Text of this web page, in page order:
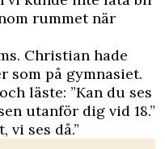
rummet när
Christian hade
som på gymnasiet.
läste: ”Kan du ses
utanför dig vid 18.”
vi ses då.”